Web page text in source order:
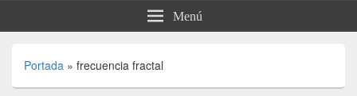
Menú
Portada » frecuencia fractal